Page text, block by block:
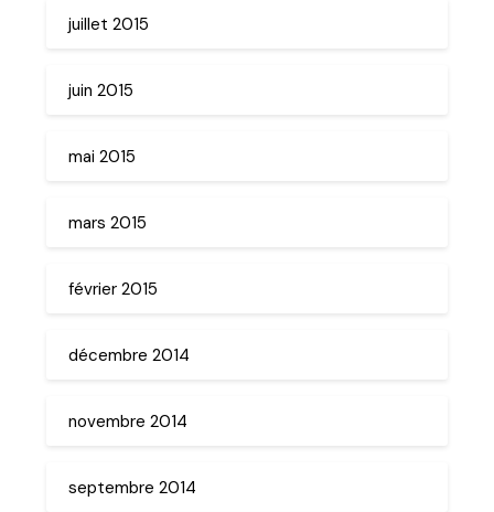
juillet 2015
juin 2015
mai 2015
mars 2015
février 2015
décembre 2014
novembre 2014
septembre 2014